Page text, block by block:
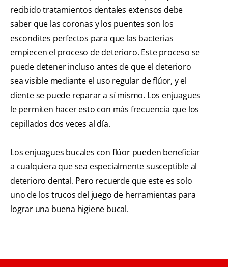
recibido tratamientos dentales extensos debe
saber que las coronas y los puentes son los
escondites perfectos para que las bacterias
empiecen el proceso de deterioro. Este proceso se
puede detener incluso antes de que el deterioro
sea visible mediante el uso regular de flúor, y el
diente se puede reparar a sí mismo. Los enjuagues
le permiten hacer esto con más frecuencia que los
cepillados dos veces al día.
Los enjuagues bucales con flúor pueden beneficiar
a cualquiera que sea especialmente susceptible al
deterioro dental. Pero recuerde que este es solo
uno de los trucos del juego de herramientas para
lograr una buena higiene bucal.